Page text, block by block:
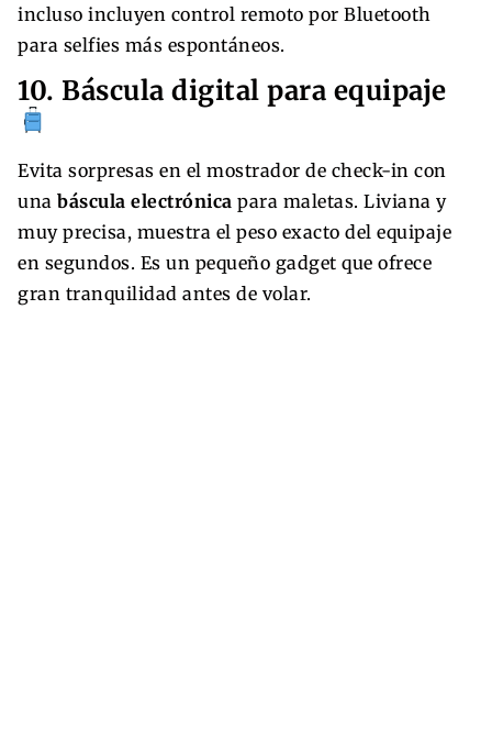
incluso incluyen control remoto por Bluetooth
para selfies más espontáneos.
10. Báscula digital para equipaje
Evita sorpresas en el mostrador de check-in con
una báscula electrónica para maletas. Liviana y
muy precisa, muestra el peso exacto del equipaje
en segundos. Es un pequeño gadget que ofrece
gran tranquilidad antes de volar.